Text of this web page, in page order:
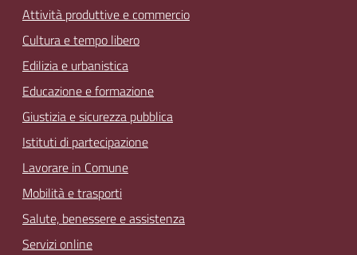
Attività produttive e commercio
Cultura e tempo libero
Edilizia e urbanistica
Educazione e formazione
Giustizia e sicurezza pubblica
Istituti di partecipazione
Lavorare in Comune
Mobilità e trasporti
Salute, benessere e assistenza
Servizi online